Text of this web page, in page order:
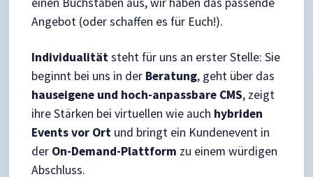
Angebot (oder schaffen es für Euch!).
Individualitätsteht für uns an erster Stelle: Sie
beginnt bei uns in der Beratung, geht über das
hauseigene und hoch-anpassbare CMS, zeigt
ihre Stärken bei virtuellen wie auch hybriden
Events vor Ort und bringt ein Kundenevent in
der On-Demand-Plattform zu einem würdigen
Abschluss.